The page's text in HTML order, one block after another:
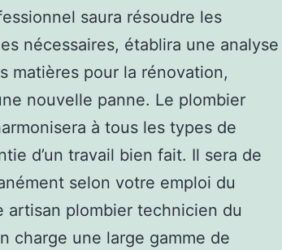
saura résoudre les
nécessaires, établira une analyse
matières pour la rénovation,
nouvelle panne. Le plombier
à tous les types de
d’un travail bien fait. Il sera de
selon votre emploi du
plombier technicien du
charge une large gamme de